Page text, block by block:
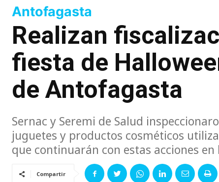
Antofagasta
Realizan
fiesta de
de Antofagasta
Sernac y Seremi de Salud
juguetes y productos cosméticos
que continuarán con estas acciones
Compartir